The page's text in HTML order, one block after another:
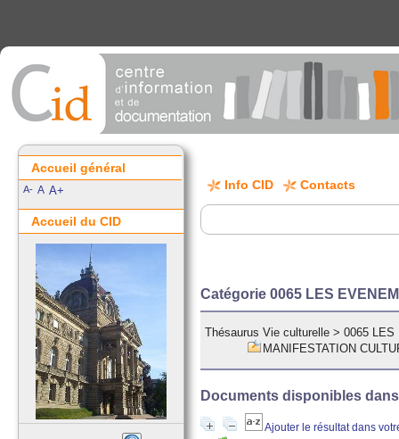
Info CID Contacts
Catégorie 0065 LES
Thésaurus Vie culturelle >0065 LES
MANIFESTATION
Documents disponibles
Ajouter le résultat dans
Accueil général
A- A A+
Accueil du CID